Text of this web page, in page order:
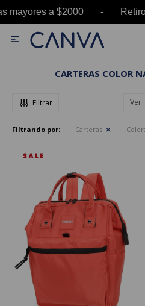
mayores a $2000 -

CARTERAS COLOR
Ver
Filtrando por: Carteras Color: